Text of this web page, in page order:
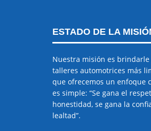
ESTADO DE LA
Nuestra misión es brindarle
talleres automotrices más
que ofrecemos un enfoque
es simple: “Se gana el
honestidad, se gana la
lealtad”.